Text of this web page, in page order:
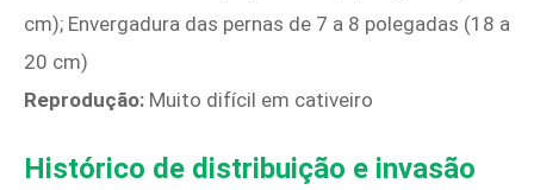
cm); Envergadura das pernas de 7 a 8 polegadas (18 a
20 cm)
Reprodução: Muito difícil em cativeiro
Histórico de distribuição e invasão